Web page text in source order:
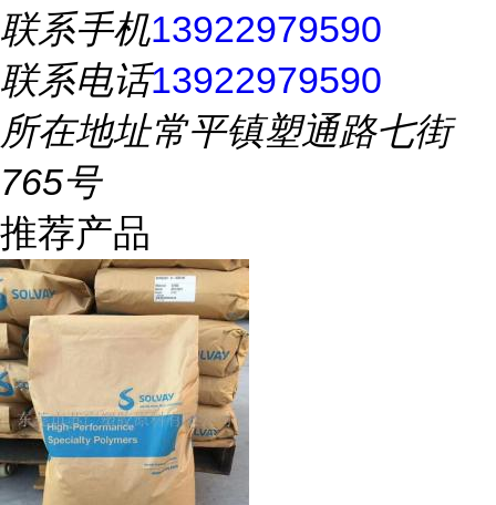
联系手机13922979590
联系电话13922979590
所在地址常平镇塑通路七街
765号
推荐产品